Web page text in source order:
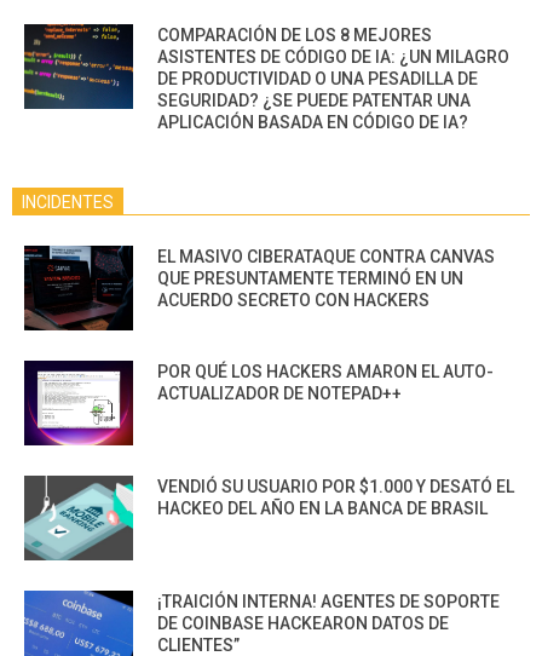
COMPARACIÓN DE LOS 8 MEJORES
ASISTENTES DE CÓDIGO DE IA: ¿UN MILAGRO
DE PRODUCTIVIDAD O UNA PESADILLA DE
SEGURIDAD? ¿SE PUEDE PATENTAR UNA
APLICACIÓN BASADA EN CÓDIGO DE IA?
INCIDENTES
EL MASIVO CIBERATAQUE CONTRA CANVAS
QUE PRESUNTAMENTE TERMINÓ EN UN
ACUERDO SECRETO CON HACKERS
POR QUÉ LOS HACKERS AMARON EL AUTO-
ACTUALIZADOR DE NOTEPAD++
VENDIÓ SU USUARIO POR $1.000 Y DESATÓ EL
HACKEO DEL AÑO EN LA BANCA DE BRASIL
¡TRAICIÓN INTERNA! AGENTES DE SOPORTE
DE COINBASE HACKEARON DATOS DE
CLIENTES”